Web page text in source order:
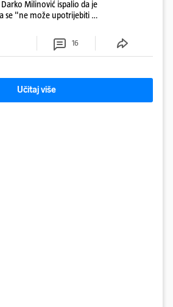
Milinović ispalio da je
"ne može upotrijebiti za
dio spisa
16
Učitaj više